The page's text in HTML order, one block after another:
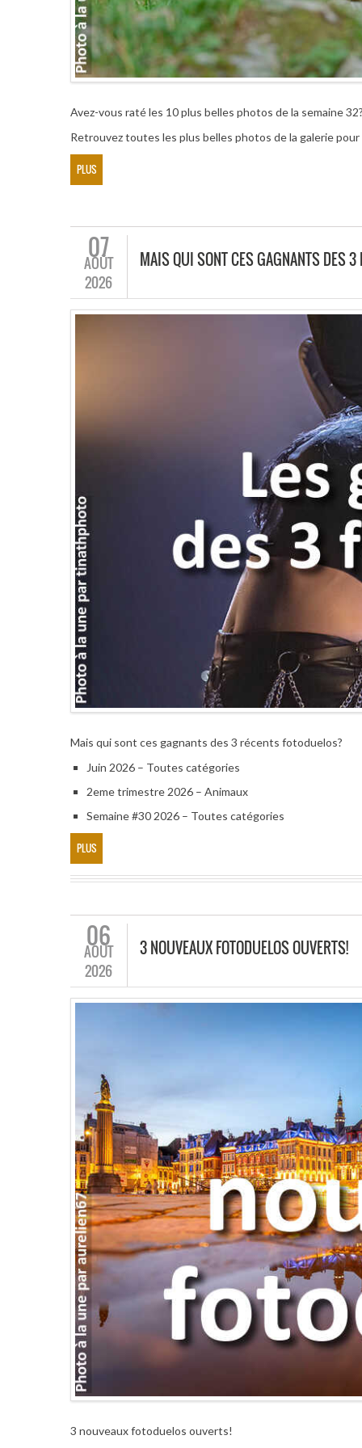
Avez-vous raté les 10 plus belles photos de la semaine
Retrouvez toutes les plus belles photos de la galerie
PLUS
07
AOÛT
2026
MAIS QUI SONT CES GAGNANTS DES 3
Mais qui sont ces gagnants des 3 récents fotoduelos?
Juin 2026 – Toutes catégories
2eme trimestre 2026 – Animaux
Semaine #30 2026 – Toutes catégories
PLUS
06
AOÛT
2026
3 NOUVEAUX FOTODUELOS OUVERTS!
3 nouveaux fotoduelos ouverts!